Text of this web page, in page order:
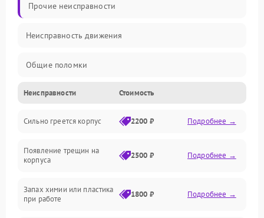
Прочие неисправности
Неисправность движения
Общие поломки
Неисправность датчиков
Неисправность программного обеспечения
Проблемы с сигналом
Неисправности Стоимость
Сильно греется корпус 2200 ₽ Подробнее →
Появление трещин на
корпуса
2500 ₽ Подробнее →
Запах химии или пластика
при работе
1800 ₽ Подробнее →